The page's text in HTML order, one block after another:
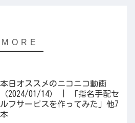
本日オススメのニコニコ動画
（2024/01/14） | 「指名手配セ
ルフサービスを作ってみた」他7
本